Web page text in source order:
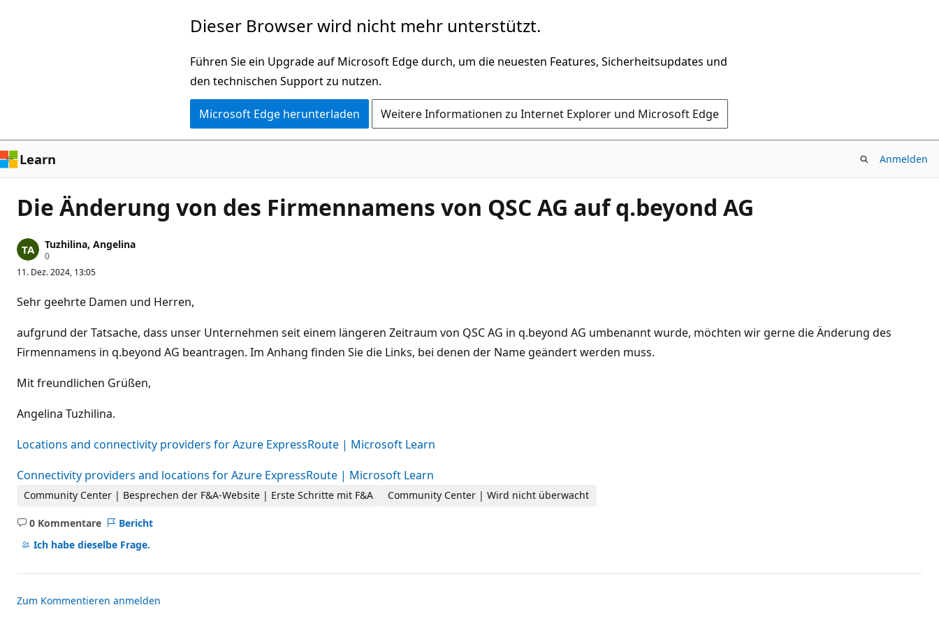
Dieser Browser wird nicht mehr unterstützt.
Führen Sie ein Upgrade auf Microsoft Edge durch, um die neuesten Features, Sicherheitsupdates und
den technischen Support zu nutzen.
Microsoft Edge herunterladen Weitere Informationen zu Internet Explorer und Microsoft Edge
Learn Anmelden
Die Änderung von des Firmennamens von QSC AG auf q.beyond AG
Tuzhilina, Angelina
0Z
v
r
l
s
s
i
g
e
s
n
e
11. Dez. 2024, 13:05
Sehr geehrte Damen und Herren,
aufgrund der Tatsache, dass unser Unternehmen seit einem längeren Zeitraum von QSC AG in q.beyond AG umbenannt wurde, möchten wir gerne die Änderung des
Firmennamens in q.beyond AG beantragen. Im Anhang finden Sie die Links, bei denen der Name geändert werden muss.
Mit freundlichen Grüßen,
Angelina Tuzhilina.
Locations and connectivity providers for Azure ExpressRoute | Microsoft Learn
Connectivity providers and locations for Azure ExpressRoute | Microsoft Learn
Community Center | Besprechen der F&A-Website | Erste Schritte mit F&A Community Center | Wird nicht überwacht
0 Kommentare
Keine
Kommentare
Bericht
Ich habe dieselbe Frage.
Zum Kommentieren anmelden